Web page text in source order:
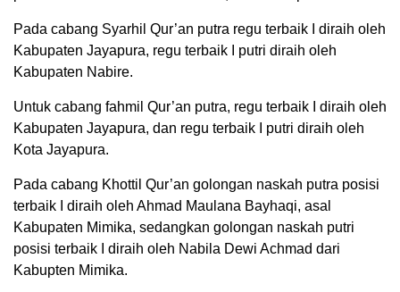
Pada cabang Syarhil Qur’an putra regu terbaik I diraih oleh
Kabupaten Jayapura, regu terbaik I putri diraih oleh
Kabupaten Nabire.
Untuk cabang fahmil Qur’an putra, regu terbaik I diraih oleh
Kabupaten Jayapura, dan regu terbaik I putri diraih oleh
Kota Jayapura.
Pada cabang Khottil Qur’an golongan naskah putra posisi
terbaik I diraih oleh Ahmad Maulana Bayhaqi, asal
Kabupaten Mimika, sedangkan golongan naskah putri
posisi terbaik I diraih oleh Nabila Dewi Achmad dari
Kabupten Mimika.